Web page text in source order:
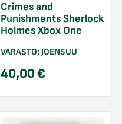
Crimes and
Punishments Sherlock
Holmes Xbox One
VARASTO: JOENSUU
40,00€